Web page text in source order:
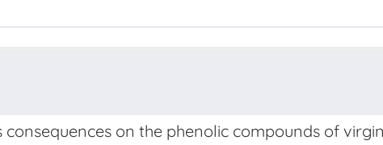
on the phenolic compounds of